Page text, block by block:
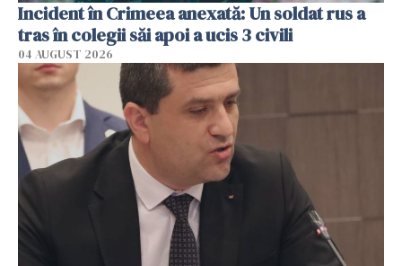
Incident în Crimeea anexată: Un soldat rus a
tras în colegii săi apoi a ucis 3 civili
04 AUGUST 2026